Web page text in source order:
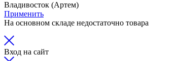
Владивосток (Артем)
Применить
На основном складе недостаточно товара
Вход на сайт